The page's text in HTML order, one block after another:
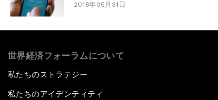
2018年05月31日
世界経済フォーラムについて
私たちのストラテジー
私たちのアイデンティティ